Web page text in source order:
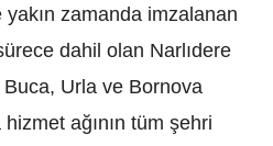
zamanda imzalanan
dahil olan Narlıdere
Buca, Urla ve Bornova
hizmet ağının tüm şehri